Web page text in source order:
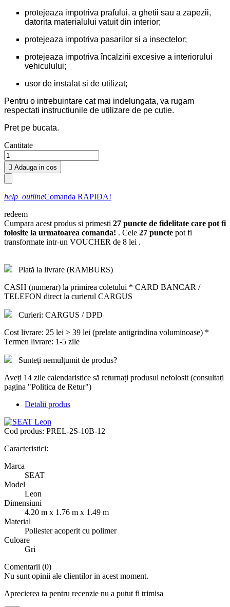
protejeaza impotriva prafului, a ghetii sau a zapezii,
datorita materialului vatuit din interior;
protejeaza impotriva pasarilor si a insectelor;
protejeaza impotriva încalzirii excesive a interiorului
vehiculului;
usor de instalat si de utilizat;
Pentru o intrebuintare cat mai indelungata, va rugam
respectati instructiunile de utilizare de pe cutie.
Pret pe bucata.
Cantitate
 Adauga in cos
help_outlineComanda RAPIDA!
redeem
Cumpara acest produs si primesti 27 puncte de fidelitate care pot fi
folosite la urmatoarea comanda! . Cele 27 puncte pot fi
transformate intr-un VOUCHER de 8 lei .
Plată la livrare (RAMBURS)
CASH (numerar) la primirea coletului * CARD BANCAR /
TELEFON direct la curierul CARGUS
Curieri: CARGUS / DPD
Cost livrare: 25 lei > 39 lei (prelate antigrindina voluminoase) *
Termen livrare: 1-5 zile
Sunteți nemulțumit de produs?
Aveți 14 zile calendaristice să returnați produsul nefolosit (consultați
pagina "Politica de Retur")
Detalii produs
Cod produs: PREL-2S-10B-12
Caracteristici:
Marca
SEAT
Model
Leon
Dimensiuni
4.20 m x 1.76 m x 1.49 m
Material
Poliester acoperit cu polimer
Culoare
Gri
Comentarii (0)
Nu sunt opinii ale clientilor in acest moment.
Aprecierea ta pentru recenzie nu a putut fi trimisa